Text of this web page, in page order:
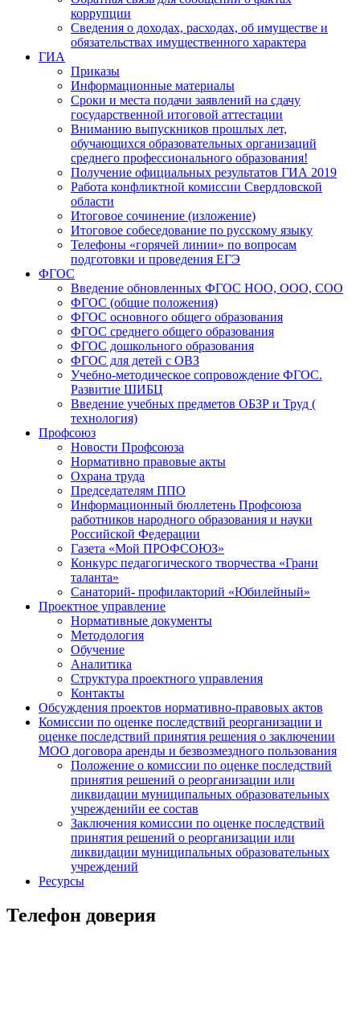
коррупции
Сведения о доходах, расходах, об имуществе и
обязательствах имущественного характера
ГИА
Приказы
Информационные материалы
Сроки и места подачи заявлений на сдачу
государственной итоговой аттестации
Вниманию выпускников прошлых лет,
обучающихся образовательных организаций
среднего профессионального образования!
Получение официальных результатов ГИА 2019
Работа конфликтной комиссии Свердловской
области
Итоговое сочинение (изложение)
Итоговое собеседование по русскому языку
Телефоны «горячей линии» по вопросам
подготовки и проведения ЕГЭ
ФГОС
Введение обновленных ФГОС НОО, ООО, СОО
ФГОС (общие положения)
ФГОС основного общего образования
ФГОС среднего общего образования
ФГОС дошкольного образования
ФГОС для детей с ОВЗ
Учебно-методическое сопровождение ФГОС.
Развитие ШИБЦ
Введение учебных предметов ОБЗР и Труд (
технология)
Профсоюз
Новости Профсоюза
Нормативно правовые акты
Охрана труда
Председателям ППО
Информационный бюллетень Профсоюза
работников народного образования и науки
Российской Федерации
Газета «Мой ПРОФСОЮЗ»
Конкурс педагогического творчества «Грани
таланта»
Санаторий- профилакторий «Юбилейный»
Проектное управление
Нормативные документы
Методология
Обучение
Аналитика
Структура проектного управления
Контакты
Обсуждения проектов нормативно-правовых актов
Комиссии по оценке последствий реорганизации и
оценке последствий принятия решения о заключении
МОО договора аренды и безвозмездного пользования
Положение о комиссии по оценке последствий
принятия решений о реорганизации или
ликвидации муниципальных образовательных
учрежденийи ее состав
Заключения комиссии по оценке последствий
принятия решений о реорганизации или
ликвидации муниципальных образовательных
учреждений
Ресурсы
Телефон доверия